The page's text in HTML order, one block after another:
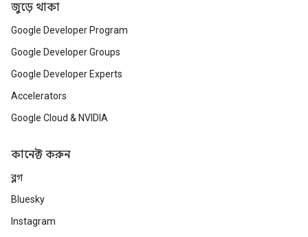
জুড়ে থাকা
Google Developer Program
Google Developer Groups
Google Developer Experts
Accelerators
Google Cloud & NVIDIA
কানেক্ট করুন
ব্লগ
Bluesky
Instagram